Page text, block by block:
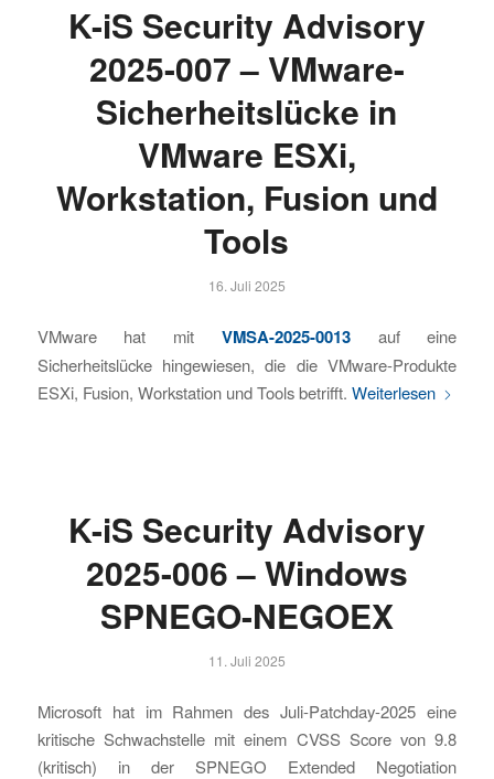
K-iS Security Advisory
2025-007 – VMware-
Sicherheitslücke in
VMware ESXi,
Workstation, Fusion und
Tools
16. Juli 2025
VMware hat mit VMSA-2025-0013 auf eine
Sicherheitslücke hingewiesen, die die VMware-Produkte
ESXi, Fusion, Workstation und Tools betrifft. Weiterlesen
K-iS Security Advisory
2025-006 – Windows
SPNEGO-NEGOEX
11. Juli 2025
Microsoft hat im Rahmen des Juli-Patchday-2025 eine
kritische Schwachstelle mit einem CVSS Score von 9.8
(kritisch) in der SPNEGO Extended Negotiation